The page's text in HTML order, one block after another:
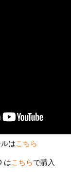
はこちら
はこちらで購入